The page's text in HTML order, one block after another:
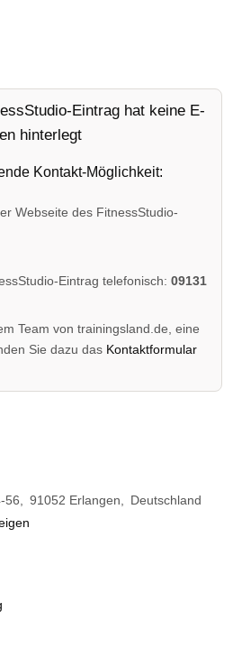
Eintrag hat keine E-
hinterlegt
Kontakt-Möglichkeit:
Webseite des FitnessStudio-
Eintrag telefonisch:09131
Team von trainingsland.de, eine
Sie dazu das Kontaktformular
56 91052 Erlangen
Deutschland